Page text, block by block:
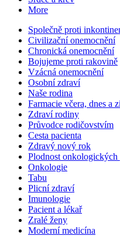
More
Společně proti
Civilizační onemocnění
Chronická onemocnění
Bojujeme proti rakovině
Vzácná onemocnění
Osobní zdraví
Naše rodina
Farmacie včera, dnes a
Zdraví rodiny
Průvodce rodičovstvím
Cesta pacienta
Zdravý nový rok
Plodnost onkologických
Onkologie
Tabu
Plicní zdraví
Imunologie
Pacient a lékař
Zralé ženy
Moderní medicína